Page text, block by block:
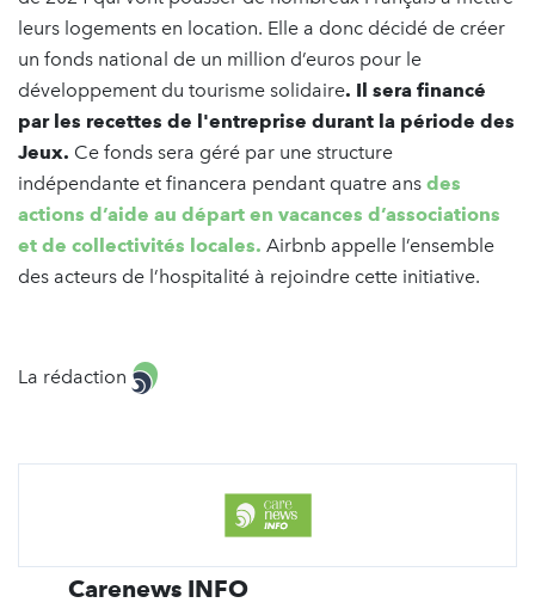
leurs logements en location. Elle a donc décidé de créer
un fonds national de un million d’euros pour le
développement du tourisme solidaire. Il sera financé
par les recettes de l'entreprise durant la période des
Jeux. Ce fonds sera géré par une structure
indépendante et financera pendant quatre ans des
actions d’aide au départ en vacances d’associations
et de collectivités locales. Airbnb appelle l’ensemble
des acteurs de l’hospitalité à rejoindre cette initiative.
La rédaction
Carenews INFO